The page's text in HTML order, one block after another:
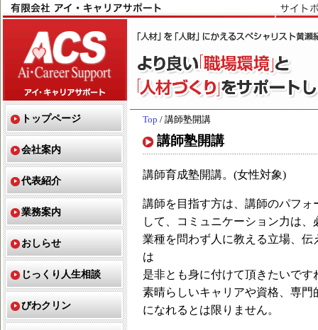
Top / 講師塾開講
講師塾開講
講師育成塾開講。(女性対象)
講師を目指す方は、講師のパフ
して、コミュニケーション力は、
業種を問わず人に教える立場、
は
是非とも身に付けて頂きたいです
素晴らしいキャリアや資格、専
になれるとは限りません。
トップページ
会社案内
代表紹介
業務案内
おしらせ
じっくり人生相談
びわクリン